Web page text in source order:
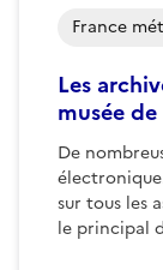
Les
musée
De
sur tous les
le principal
France